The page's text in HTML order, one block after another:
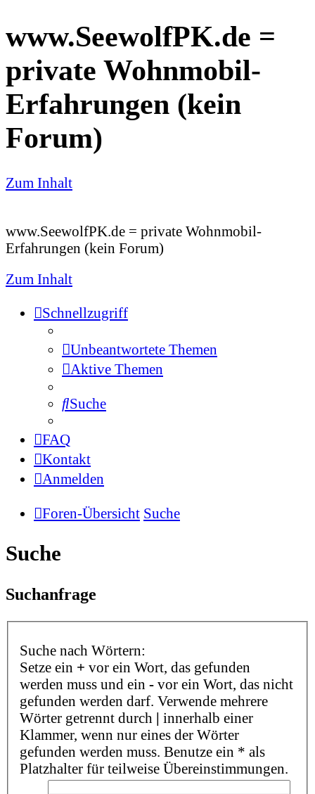
www.SeewolfPK.de =
private Wohnmobil-
Erfahrungen (kein
Forum)
Zum Inhalt
www.SeewolfPK.de = private Wohnmobil-
Erfahrungen (kein Forum)
Zum Inhalt
Schnellzugriff
Unbeantwortete Themen
Aktive Themen
Suche
FAQ
Kontakt
Anmelden
Foren-Übersicht Suche
Suche
Suchanfrage
Suche nach Wörtern:
Setze ein + vor ein Wort, das gefunden
werden muss und ein -vor ein Wort, das nicht
gefunden werden darf. Verwende mehrere
Wörter getrennt durch | innerhalb einer
Klammer, wenn nur eines der Wörter
gefunden werden muss. Benutze ein * als
Platzhalter für teilweise Übereinstimmungen.